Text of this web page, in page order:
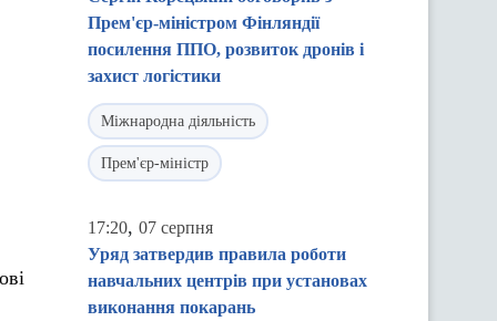
Прем'єр-міністром Фінляндії
посилення ППО, розвиток дронів і
захист логістики
Міжнародна діяльність
Прем'єр-міністр
17:20, 07 серпня
Уряд затвердив правила роботи
навчальних центрів при установах
виконання покарань